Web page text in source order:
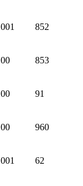
001 852
00 853
00 91
00 960
001 62